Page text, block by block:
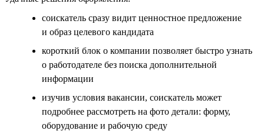
соискатель сразу видит ценностное предложение
и образ целевого кандидата
короткий блок о компании позволяет быстро узнать
о работодателе без поиска дополнительной
информации
изучив условия вакансии, соискатель может
подробнее рассмотреть на фото детали: форму,
оборудование и рабочую среду